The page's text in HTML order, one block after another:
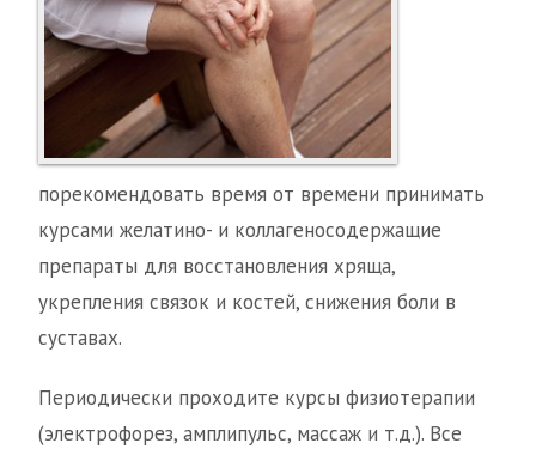
порекомендовать время от времени принимать
курсами желатино- и коллагеносодержащие
препараты для восстановления хряща,
укрепления связок и костей, снижения боли в
суставах.
Периодически проходите курсы физиотерапии
(электрофорез, амплипульс, массаж и т.д.). Все